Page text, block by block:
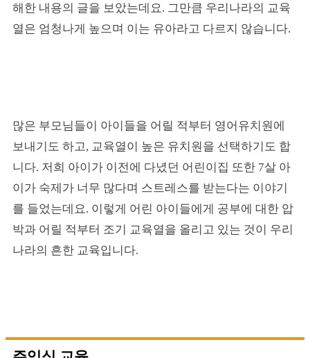
해한 내용의 글을 보았는데요. 그만큼 우리나라의 교육
열은 엄청나게 높으며 이는 유아라고 다르지 않습니다.
많은 부모님들이 아이들을 어릴 적부터 영어유치원에
보내기도 하고, 교육열이 높은 유치원을 선택하기도 합
니다. 저희 아이가 이전에 다녔던 어린이집 또한 7살 아
이가 숙제가 너무 많다며 스트레스를 받는다는 이야기
를 들었는데요. 이렇게 어린 아이들에게 공부에 대한 압
박과 어릴 적부터 조기 교육열을 올리고 있는 것이 우리
나라의 흔한 교육입니다.